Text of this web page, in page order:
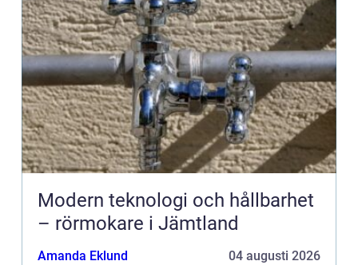
Modern teknologi och hållbarhet
– rörmokare i Jämtland
Amanda Eklund 04 augusti 2026